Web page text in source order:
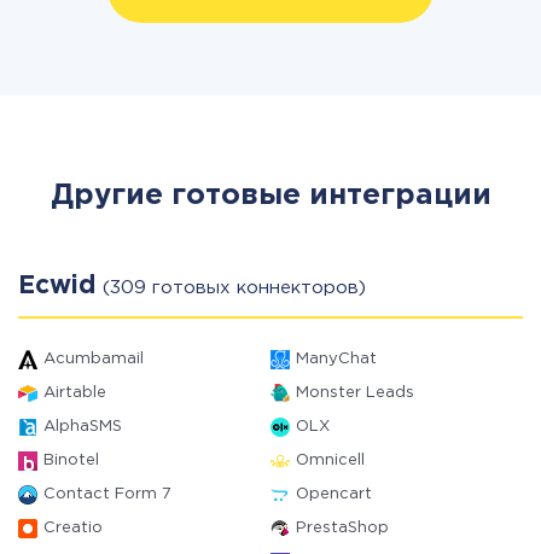
Другие готовые интеграции
Ecwid (309 готовых коннекторов)
Acumbamail ManyChat
Airtable Monster Leads
AlphaSMS OLX
Binotel Omnicell
Contact Form 7 Opencart
Creatio PrestaShop